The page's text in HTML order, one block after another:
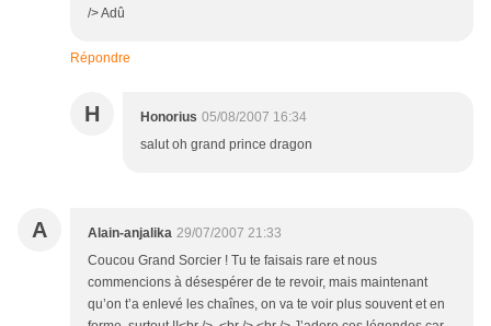
/> Adû
Répondre
H Honorius 05/08/2007 16:34
salut oh grand prince dragon
A Alain-anjalika 29/07/2007 21:33
Coucou Grand Sorcier ! Tu te faisais rare et nous
commencions à désespérer de te revoir, mais maintenant
qu’on t’a enlevé les chaînes, on va te voir plus souvent et en